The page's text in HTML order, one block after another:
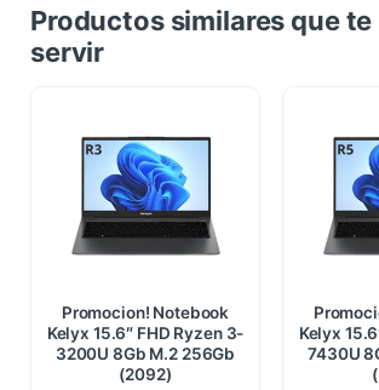
Productos similares que
servir
Promocion! Notebook
Kelyx 15.6″ FHD Ryzen 3-
3200U 8Gb M.2 256Gb
(2092)
Kelyx
7430U